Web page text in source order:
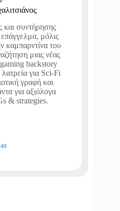
και συντήρησης
μόλις
καμπαρντίνα του
μιας νέας
backstory
για Sci-Fi
γραφή και
για αξιόλογα
& strategies.